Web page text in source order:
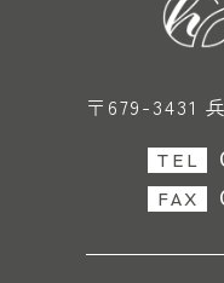
〒679-3431
TEL
FAX